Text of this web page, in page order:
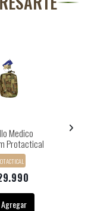
Medico
Protactical
Agregar